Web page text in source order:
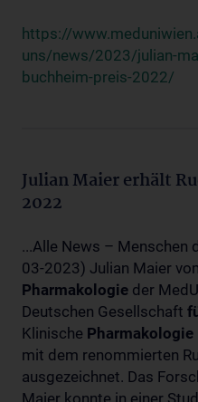
https://
uns/news/2023/julian-
buchheim-preis-2022/
Julian Maier erhält
2022
...Alle News – Menschen
03-2023) Julian Maier
Pharmakologie der
Deutschen Gesellschaft
Klinische Pharmakologie
mit dem renommierten
ausgezeichnet. Das
Maier konnte in einer